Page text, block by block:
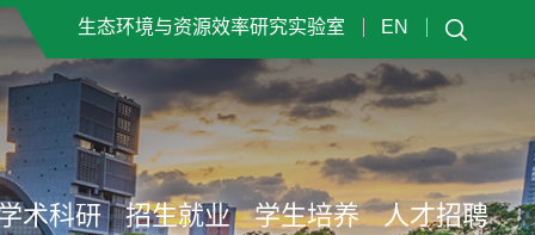
生态环境与资源效率研究实验室 EN
术科研 招生就业 学生培养 人才招聘